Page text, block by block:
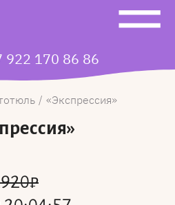
922 170 86 86
Экспрессия
₽